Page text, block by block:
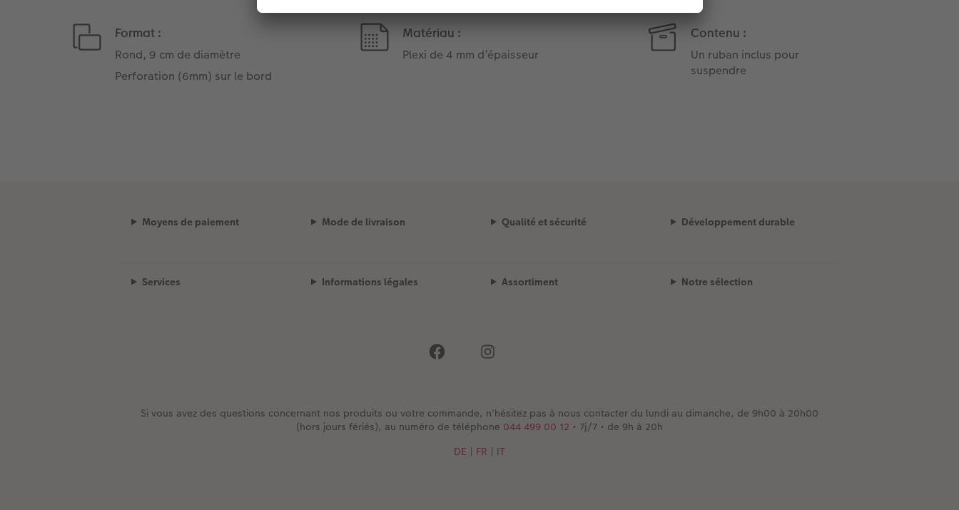
Format :
Rond, 9 cm de diamètre
Perforation (6mm) sur le bord
Matériau :
Plexi de 4 mm d’épaisseur
Contenu :
Un ruban inclus pour
suspendre
Moyens de paiement Mode de livraison Qualité et sécurité Développement durable
Services Informations légales Assortiment Notre sélection
Si vous avez des questions concernant nos produits ou votre commande, n'hésitez pas à nous contacter du lundi au dimanche, de 9h00 à 20h00
(hors jours fériés), au numéro de téléphone 044 499 00 12 • 7j/7 • de 9h à 20h
DE | FR | IT